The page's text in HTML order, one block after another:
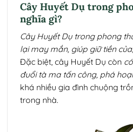
Cây Huyết Dụ trong
nghĩa gì?
Cây Huyết Dụ trong phong
lại may mắn, giúp giữ tiền
Đặc biệt, cây Huyết Dụ còn
đuổi tà ma tấn công, phá
khá nhiều gia đình chuộng
trong nhà.